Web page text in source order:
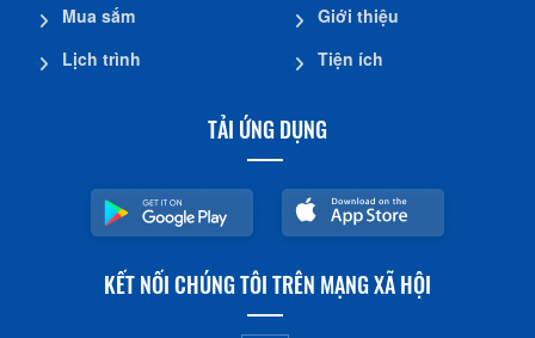
Mua sắm
Lịch trình
Giới thiệu
Tiện ích
TẢI ỨNG DỤNG
KẾT NỐI CHÚNG TÔI TRÊN MẠNG XÃ HỘI